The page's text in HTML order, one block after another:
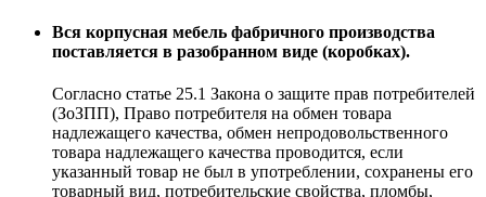
Вся корпусная мебель фабричного производства
поставляется в разобранном виде (коробках).
Согласно статье 25.1 Закона о защите прав потребителей
(ЗоЗПП), Право потребителя на обмен товара
надлежащего качества, обмен непродовольственного
товара надлежащего качества проводится, если
указанный товар не был в употреблении, сохранены его
товарный вид, потребительские свойства, пломбы,